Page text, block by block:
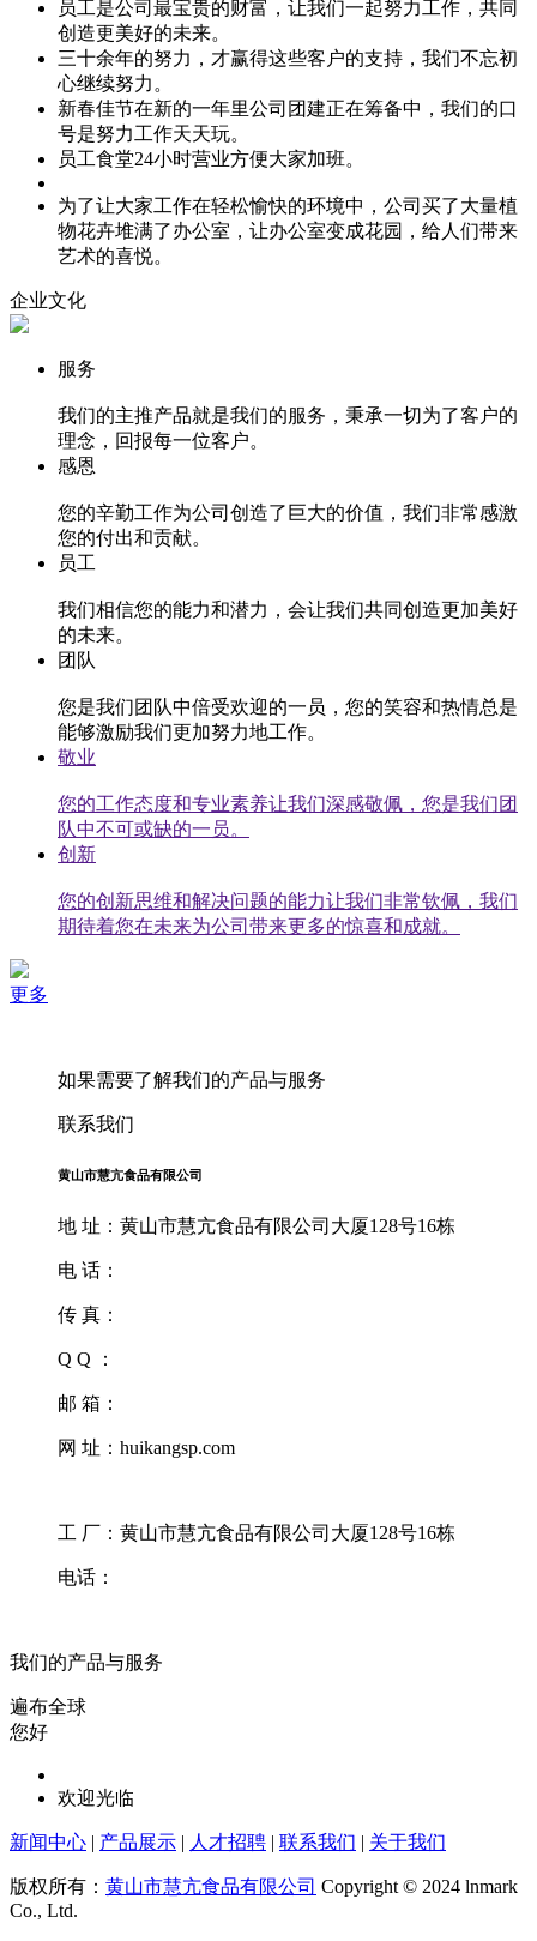
员工是公司最宝贵的财富，让我们一起努力工作，共同
创造更美好的未来。
三十余年的努力，才赢得这些客户的支持，我们不忘初
心继续努力。
新春佳节在新的一年里公司团建正在筹备中，我们的口
号是努力工作天天玩。
员工食堂24小时营业方便大家加班。
为了让大家工作在轻松愉快的环境中，公司买了大量植
物花卉堆满了办公室，让办公室变成花园，给人们带来
艺术的喜悦。
企业文化
服务
我们的主推产品就是我们的服务，秉承一切为了客户的
理念，回报每一位客户。
感恩
您的辛勤工作为公司创造了巨大的价值，我们非常感激
您的付出和贡献。
员工
我们相信您的能力和潜力，会让我们共同创造更加美好
的未来。
团队
您是我们团队中倍受欢迎的一员，您的笑容和热情总是
能够激励我们更加努力地工作。
敬业
您的工作态度和专业素养让我们深感敬佩，您是我们团
队中不可或缺的一员。
创新
您的创新思维和解决问题的能力让我们非常钦佩，我们
期待着您在未来为公司带来更多的惊喜和成就。
更多
如果需要了解我们的产品与服务
联系我们
黄山市慧亢食品有限公司
地 址：黄山市慧亢食品有限公司大厦128号16栋
电 话：
传 真：
Q Q ：
邮 箱：
网 址：huikangsp.com
工 厂：黄山市慧亢食品有限公司大厦128号16栋
电话：
我们的产品与服务
遍布全球
您好
欢迎光临
新闻中心 | 产品展示 | 人才招聘 | 联系我们 | 关于我们
版权所有： 黄山市慧亢食品有限公司 Copyright © 2024 lnmark
Co., Ltd.